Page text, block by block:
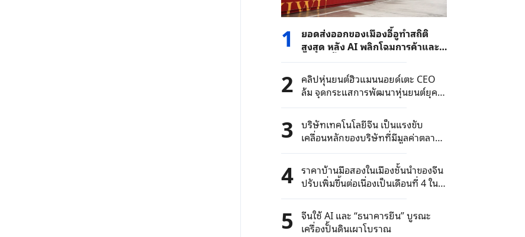
1
ยอดส่งออกของเมืองอี้อูทำสถิติ
สูงสุด หลัง AI พลิกโฉมการค้าและ
เชื่อมผู้ซื้อทั่วโลก
2 คลิปหุ่นยนต์ฮิวแมนนอยด์เตะ CEO
ล้ม จุดกระแสการพัฒนาหุ่นยนต์ยุค
ใหม่
3 บริษัทเทคโนโลยีจีน เป็นแรงขับ
เคลื่อนหลักของบริษัทที่มีมูลค่าตลาด
เกิน 1 แสนล้านหยวนในตลาดหุ้น A-
Share
4 ราคาบ้านมือสองในเมืองชั้นนำของจีน
ปรับเพิ่มขึ้นต่อเนื่องเป็นเดือนที่ 4 ใน
เดือนมิถุนายน
5 จีนใช้ AI และ “ธนาคารยีน” บูรณะ
เครื่องปั้นดินเผาโบราณ